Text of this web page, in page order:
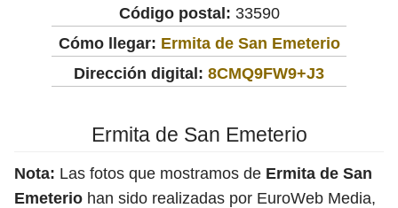
Código postal: 33590
Cómo llegar: Ermita de San Emeterio
Dirección digital: 8CMQ9FW9+J3
Ermita de San Emeterio
Nota: Las fotos que mostramos de Ermita de San
Emeterio han sido realizadas por EuroWeb Media,